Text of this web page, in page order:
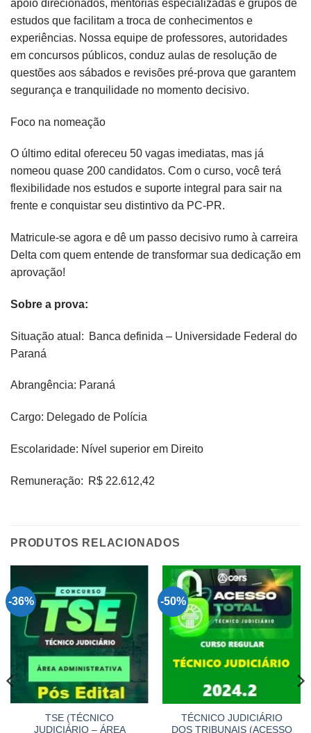
apoio direcionados, mentorias especializadas e grupos de
estudos que facilitam a troca de conhecimentos e
experiências. Nossa equipe de professores, autoridades
em concursos públicos, conduz aulas de resolução de
questões aos sábados e revisões pré-prova que garantem
segurança e tranquilidade no momento decisivo.
Foco na nomeação
O último edital ofereceu 50 vagas imediatas, mas já
nomeou quase 200 candidatos. Com o curso, você terá
flexibilidade nos estudos e suporte integral para sair na
frente e conquistar seu distintivo da PC-PR.
Matricule-se agora e dê um passo decisivo rumo à carreira
Delta com quem entende de transformar sua dedicação em
aprovação!
Sobre a prova:
Situação atual: Banca definida – Universidade Federal do
Paraná
Abrangência: Paraná
Cargo: Delegado de Polícia
Escolaridade: Nível superior em Direito
Remuneração: R$ 22.612,42
PRODUTOS RELACIONADOS
-36%
TSE (TÉCNICO
JUDICIÁRIO – ÁREA
-50%
TÉCNICO JUDICIÁRIO
DOS TRIBUNAIS (ACESSO